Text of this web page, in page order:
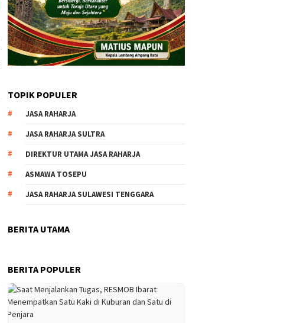
TOPIK POPULER
JASA RAHARJA
JASA RAHARJA SULTRA
DIREKTUR UTAMA JASA RAHARJA
ASMAWA TOSEPU
JASA RAHARJA SULAWESI TENGGARA
BERITA UTAMA
BERITA POPULER